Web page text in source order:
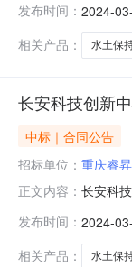
元金额
内）叁
发布时间： 2024-
相关产品：
水土保
长安科技创新
中标｜合同公告
招标单位： 重庆睿
正文内容： 长安科
选机构
发布时间： 2024-
相关产品：
水土保